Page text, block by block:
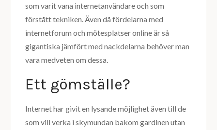
som varit vana internetanvändare och som
förstått tekniken. Även då fördelarna med
internetforum och mötesplatser online är så
gigantiska jämfört med nackdelarna behöver man
vara medveten om dessa.
Ett gömställe?
Internet har givit en lysande möjlighet även till de
som vill verka i skymundan bakom gardinen utan